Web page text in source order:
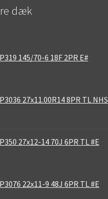
dæk
145/70-6 18F 2PR E#
27x11.00R14 8PR TL NHS
27x12-14 70J 6PR TL #E
22x11-9 48J 6PR TL #E